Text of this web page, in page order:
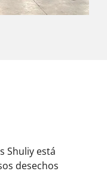
Shuliy está
desechos